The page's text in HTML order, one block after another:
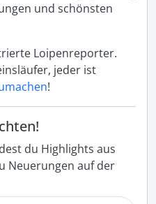
und schönsten
Loipenreporter.
jeder ist
!
du Highlights aus
Neuerungen auf der